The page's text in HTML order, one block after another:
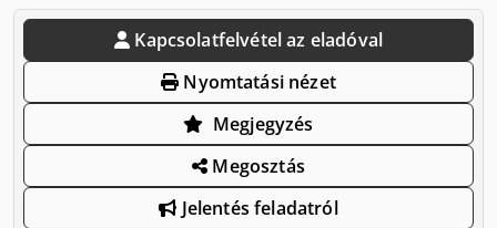
Kapcsolatfelvétel az eladóval
Nyomtatási nézet
Megjegyzés
Megosztás
Jelentés feladatról